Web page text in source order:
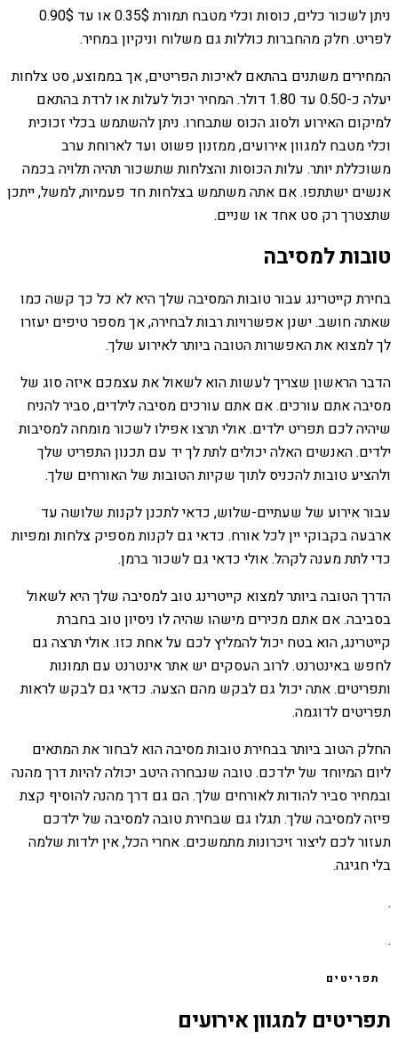
ניתן לשכור כלים, כוסות וכלי מטבח תמורת 0.35$ או עד 0.90$
לפריט. חלק מהחברות כוללות גם משלוח וניקיון במחיר.
המחירים משתנים בהתאם לאיכות הפריטים, אך בממוצע, סט צלחות
יעלה כ-0.50 עד 1.80 דולר. המחיר יכול לעלות או לרדת בהתאם
למיקום האירוע ולסוג הכוס שתבחרו. ניתן להשתמש בכלי זכוכית
וכלי מטבח למגוון אירועים, ממזנון פשוט ועד לארוחת ערב
משוכללת יותר. עלות הכוסות והצלחות שתשכור תהיה תלויה בכמה
אנשים ישתתפו. אם אתה משתמש בצלחות חד פעמיות, למשל, ייתכן
שתצטרך רק סט אחד או שניים.
טובות למסיבה
בחירת קייטרינג עבור טובות המסיבה שלך היא לא כל כך קשה כמו
שאתה חושב. ישנן אפשרויות רבות לבחירה, אך מספר טיפים יעזרו
לך למצוא את האפשרות הטובה ביותר לאירוע שלך.
הדבר הראשון שצריך לעשות הוא לשאול את עצמכם איזה סוג של
מסיבה אתם עורכים. אם אתם עורכים מסיבה לילדים, סביר להניח
שיהיה לכם תפריט ילדים. אולי תרצו אפילו לשכור מומחה למסיבות
ילדים. האנשים האלה יכולים לתת לך יד עם תכנון התפריט שלך
ולהציע טובות להכניס לתוך שקיות הטובות של האורחים שלך.
עבור אירוע של שעתיים-שלוש, כדאי לתכנן לקנות שלושה עד
ארבעה בקבוקי יין לכל אורח. כדאי גם לקנות מספיק צלחות ומפיות
כדי לתת מענה לקהל. אולי כדאי גם לשכור ברמן.
הדרך הטובה ביותר למצוא קייטרינג טוב למסיבה שלך היא לשאול
בסביבה. אם אתם מכירים מישהו שהיה לו ניסיון טוב בחברת
קייטרינג, הוא בטח יכול להמליץ ​​לכם על אחת כזו. אולי תרצה גם
לחפש באינטרנט. לרוב העסקים יש אתר אינטרנט עם תמונות
ותפריטים. אתה יכול גם לבקש מהם הצעה. כדאי גם לבקש לראות
תפריטים לדוגמה.
החלק הטוב ביותר בבחירת טובות מסיבה הוא לבחור את המתאים
ליום המיוחד של ילדכם. טובה שנבחרה היטב יכולה להיות דרך מהנה
ובמחיר סביר להודות לאורחים שלך. הם גם דרך מהנה להוסיף קצת
פיזה למסיבה שלך. תגלו גם שבחירת טובה למסיבה של ילדכם
תעזור לכם ליצור זיכרונות מתמשכים. אחרי הכל, אין ילדות שלמה
בלי חגיגה.
.
.
תפריטים
תפריטים למגוון אירועים